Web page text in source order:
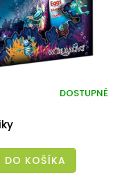
DOSTUPNÉ
DO KOŠÍKA